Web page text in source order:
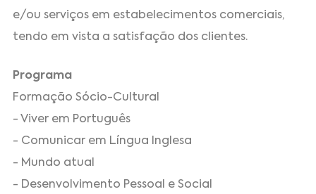
e/ou serviços em estabelecimentos comerciais,
tendo em vista a satisfação dos clientes.
Programa
Formação Sócio-Cultural
- Viver em Português
- Comunicar em Língua Inglesa
- Mundo atual
- Desenvolvimento Pessoal e Social